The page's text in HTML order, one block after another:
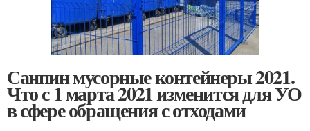
Санпин мусорные контейнеры 2021.
Что с 1 марта 2021 изменится для УО
в сфере обращения с отходами